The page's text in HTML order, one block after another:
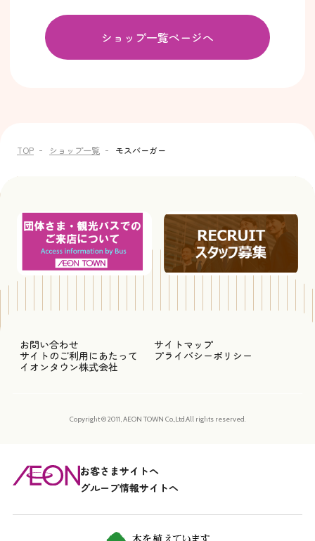
ショップ一覧ページへ
TOP ショップ一覧 モスバーガー
お問い合わせ
サイトマップ
サイトのご利用にあたって
プライバシーポリシー
イオンタウン株式会社
Copyright © 2011, AEON TOWN Co.,Ltd.All rights reserved.
お客さまサイトへ
グループ情報サイトへ